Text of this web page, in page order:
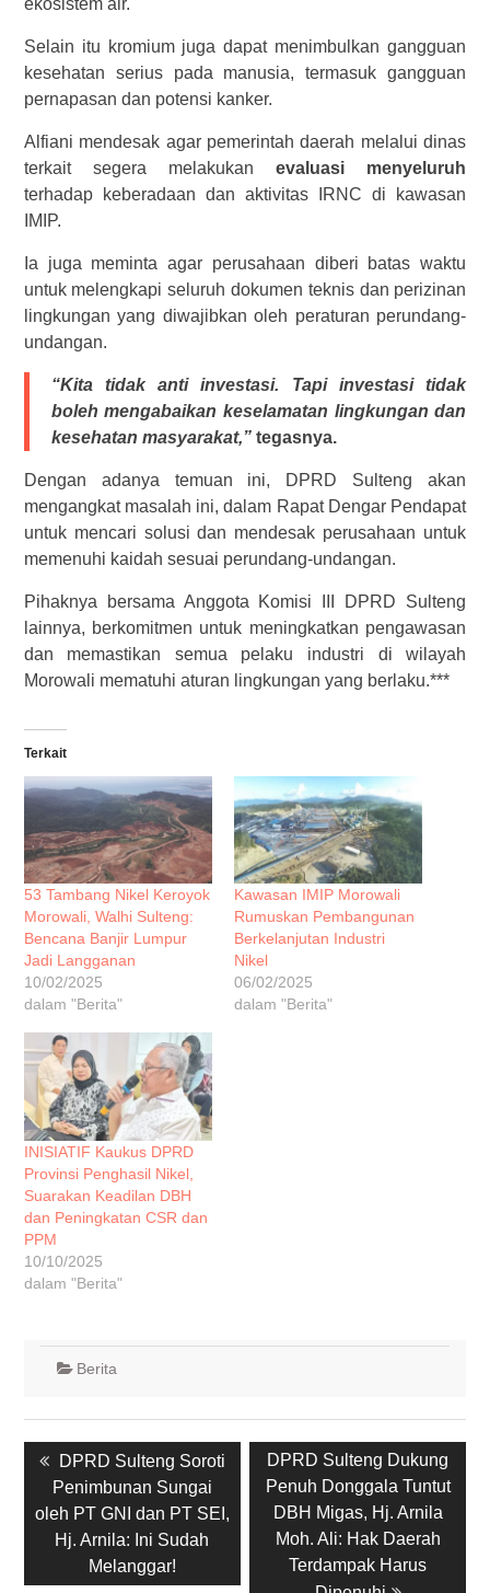
Selain itu kromium juga dapat menimbulkan gangguan
kesehatan serius pada manusia, termasuk gangguan
pernapasan dan potensi kanker.
Alfiani mendesak agar pemerintah daerah melalui dinas
terkait segera melakukanevaluasi menyeluruh
terhadap keberadaan dan aktivitas IRNC di kawasan
IMIP.
Ia juga meminta agar perusahaan diberi batas waktu
untuk melengkapi seluruh dokumen teknis dan perizinan
lingkungan yang diwajibkan oleh peraturan perundang-
undangan.
“Kita tidak anti investasi. Tapi investasi tidak
boleh mengabaikan keselamatan lingkungan dan
kesehatan masyarakat,”tegasnya.
Dengan adanya temuan ini, DPRD Sulteng akan
mengangkat masalah ini, dalam Rapat Dengar Pendapat
untuk mencari solusi dan mendesak perusahaan untuk
memenuhi kaidah sesuai perundang-undangan.
Pihaknya bersama Anggota Komisi III DPRD Sulteng
lainnya, berkomitmen untuk meningkatkan pengawasan
dan memastikan semua pelaku industri di wilayah
Morowali mematuhi aturan lingkungan yang berlaku.***
Terkait
53 Tambang Nikel Keroyok
Morowali, Walhi Sulteng:
Bencana Banjir Lumpur
Jadi Langganan
10/02/2025
dalam "Berita"
Kawasan IMIP Morowali
Rumuskan Pembangunan
Berkelanjutan Industri
Nikel
06/02/2025
dalam "Berita"
INISIATIF Kaukus DPRD
Provinsi Penghasil Nikel,
Suarakan Keadilan DBH
dan Peningkatan CSR dan
PPM
10/10/2025
dalam "Berita"
Berita
posPrevious
post:
DPRD Sulteng Soroti
Penimbunan Sungai
oleh PT GNI dan PT SEI,
Hj. Arnila: Ini Sudah
Melanggar!
Next
post:
DPRD Sulteng Dukung
Penuh Donggala Tuntut
DBH Migas, Hj. Arnila
Moh. Ali: Hak Daerah
Terdampak Harus